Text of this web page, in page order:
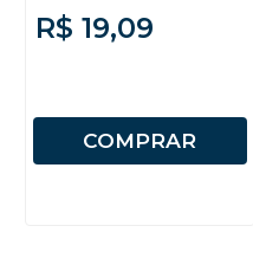
R$ 19,09
COMPRAR